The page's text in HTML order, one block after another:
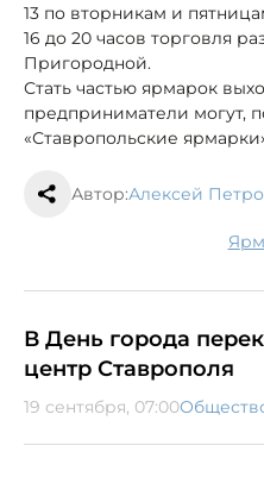
13 по вторникам и
16 до 20 часов торговля
Пригородной.
Стать частью ярмарок
предприниматели могут,
«Ставропольские
Автор:Алексей
В День города
центр Ставрополя
19 сентября, 07:00